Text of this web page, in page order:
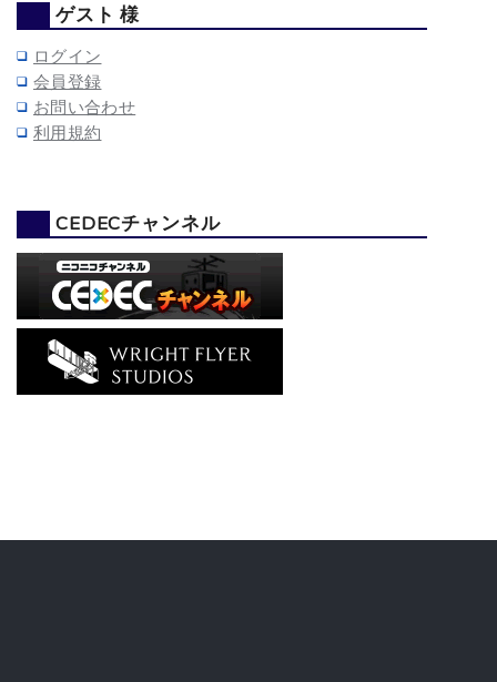
ゲスト 様
ログイン
会員登録
お問い合わせ
利用規約
CEDECチャンネル